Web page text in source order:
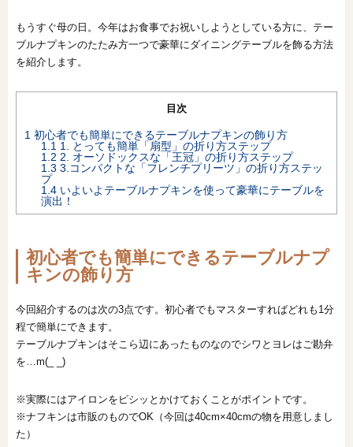
販売中の物件
土地情報
オンライン相談会
もうすぐ母の日。今年はお食事でお祝いしようとしている方に、テー
ブルナプキンのたたみ方一つで豪華にダイニングテーブルを飾る方法
を紹介します。
目次
1 初心者でも簡単にできるテーブルナプキンの飾り方
1.1 1. とっても簡単「扇型」の折り方ステップ
1.2 2. オーソドックスな「王冠」の折り方ステップ
1.3 3.コンパクトな「フレンチプリーツ」の折り方ステッ
プ
1.4 いよいよテーブルナプキンを使って豪華にテーブルを
演出！
初心者でも簡単にできるテーブルナプ
キンの飾り方
今回紹介するのは次の3点です。初心者でもマスターすればどれも1分
程で簡単にできます。
テーブルナプキンはそこら辺にあったものなのでシワとヨレはご勘弁
を…m(_ _)
※実際にはアイロンをピシッとかけておくことがポイントです。
※ナフキンは市販のものでOK（今回は40cm×40cmの物を用意しまし
た）